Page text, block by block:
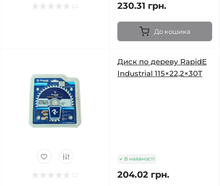
230.31 грн.
До кошика
Диск по дереву RapidE
Industrial 115×22,2×30Т
В наявності
204.02 грн.